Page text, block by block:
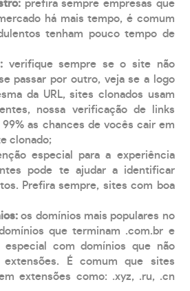
prefira sempre empresas que
há mais tempo, é comum
tenham pouco tempo de
verifique sempre se o site não
passar por outro, veja se a logo
da URL, sites clonados usam
nossa verificação de links
as chances de vocês cair em
clonado;
especial para a experiência
pode te ajudar a identificar
Prefira sempre, sites com boa
os domínios mais populares no
que terminam .com.br e
especial com domínios que não
extensões. É comum que sites
extensões como: .xyz, .ru, .cn